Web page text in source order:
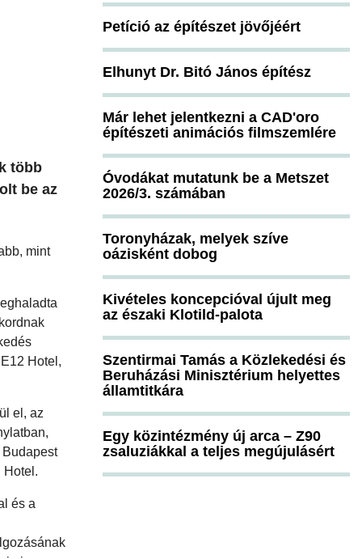
több
be az
mint
Hotel,
el, az
Hotel.
és a
Petíció az építészet jövőjéért
Elhunyt Dr. Bitó János építész
Már lehet jelentkezni a CAD'oro
építészeti animációs filmszemlére
Óvodákat mutatunk be a Metszet
2026/3. számában
Toronyházak, melyek szíve
oázisként dobog
Kivételes koncepcióval újult meg
az északi Klotild-palota
Szentirmai Tamás a Közlekedési és
Beruházási Minisztérium helyettes
államtitkára
Egy közintézmény új arca – Z90
zsaluziákkal a teljes megújulásért